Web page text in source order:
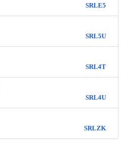
SRLE5
SRL5U
SRL4T
SRL4U
SRLZK